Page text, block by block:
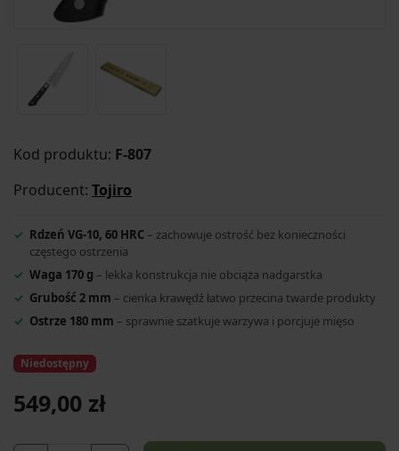
Kod produktu: F-807
Producent: Tojiro
Rdzeń VG-10, 60 HRC – zachowuje ostrość bez konieczności
częstego ostrzenia
Waga 170 g – lekka konstrukcja nie obciąża nadgarstka
Grubość 2 mm – cienka krawędź łatwo przecina twarde produkty
Ostrze 180 mm – sprawnie szatkuje warzywa i porcjuje mięso
Niedostępny
549,00 zł